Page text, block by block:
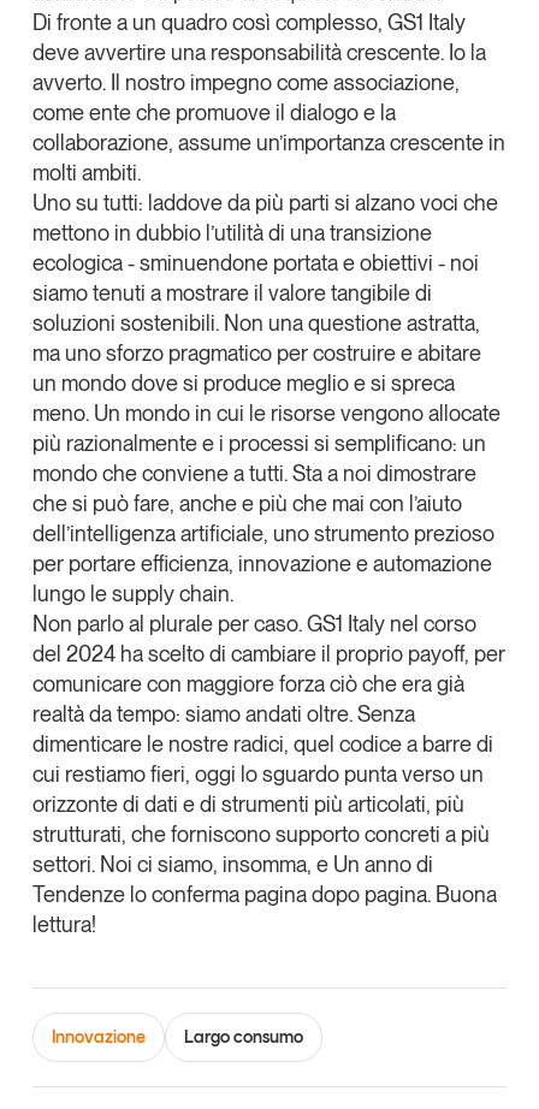
Tendenze Journal
La nostra newsletter nella tua email
Iscriviti
Un anno di
Tendenze2026
Leggi il magazine
Tendenze è il magazine di GS1 Italy che racconta in
modo indipendente il cambiamento e le sfide del largo
consumo e dell’economia a professionisti e
consumatori
GS1 Italy GS1 Italy GS1 Italy
Tendenze
GS1 Italy
Di fronte a un quadro così complesso, GS1 Italy
deve avvertire una responsabilità crescente. Io la
avverto. Il nostro impegno come associazione,
come ente che promuove il dialogo e la
collaborazione, assume un’importanza crescente in
molti ambiti.
Uno su tutti: laddove da più parti si alzano voci che
mettono in dubbio l’utilità di una transizione
ecologica - sminuendone portata e obiettivi - noi
siamo tenuti a mostrare il valore tangibile di
soluzioni sostenibili. Non una questione astratta,
ma uno sforzo pragmatico per costruire e abitare
un mondo dove si produce meglio e si spreca
meno. Un mondo in cui le risorse vengono allocate
più razionalmente e i processi si semplificano: un
mondo che conviene a tutti. Sta a noi dimostrare
che si può fare, anche e più che mai con l’aiuto
dell’intelligenza artificiale, uno strumento prezioso
per portare efficienza, innovazione e automazione
lungo le supply chain.
Non parlo al plurale per caso.GS1 Italy nel corso
del 2024 ha scelto di cambiare il proprio payoff, per
comunicare con maggiore forza ciò che era già
realtà da tempo: siamo andati oltre. Senza
dimenticare le nostre radici, quel codice a barre di
cui restiamo fieri, oggi lo sguardo punta verso un
orizzonte di dati e di strumenti più articolati, più
strutturati, che forniscono supporto concreti a più
settori. Noi ci siamo, insomma, e Un anno di
Tendenze lo conferma pagina dopo pagina. Buona
lettura!
Innovazione Largo consumo